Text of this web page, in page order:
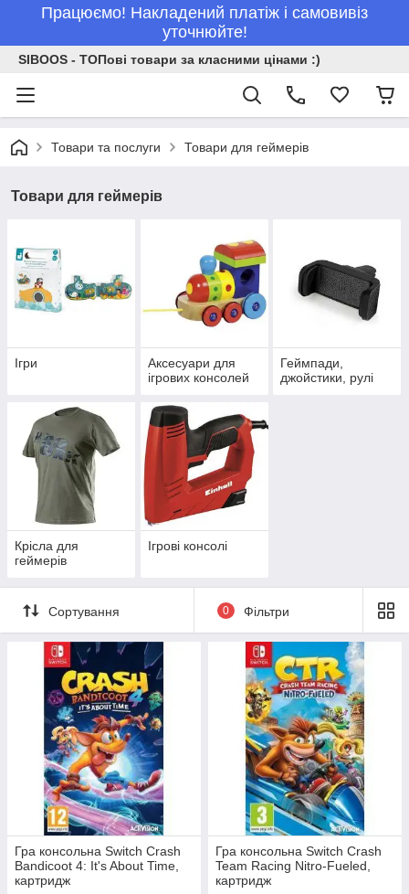
Працюємо! Накладений платіж і самовивіз
уточнюйте!
SIBOOS - ТОПові товари за класними цінами :)
Товари та послуги Товари для геймерів
Товари для геймерів
Ігри
Аксесуари для
ігрових консолей
Геймпади,
джойстики, рулі
Крісла для
геймерів
Ігрові консолі
Сортування 0 Фільтри
Гра консольна Switch Crash
Bandicoot 4: It's About Time,
картридж
Гра консольна Switch Crash
Team Racing Nitro-Fueled,
картридж